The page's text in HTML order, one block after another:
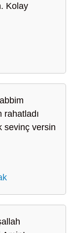
Kolay
sevinç versin